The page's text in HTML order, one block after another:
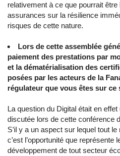
relativement à ce que pourrait
assurances sur la résilience
risques de cette nature.
Lors de cette assemblée
paiement des prestations par
et la dématérialisation des
posées par les acteurs de la
régulateur que vous êtes sur ce
La question du Digital était en
discutée lors de cette conférence
S’il y a un aspect sur lequel tout le
c’est l’opportunité que représente
développement de tout secteur